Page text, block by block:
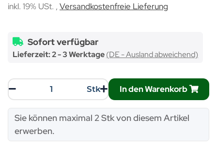
inkl. 19% USt. , Versandkostenfreie Lieferung
Sofort verfügbar
Lieferzeit:2 - 3 Werktage(DE - Ausland abweichend)
Stk In den Warenkorb
x
Sie können maximal 2 Stk von diesem Artikel
erwerben.